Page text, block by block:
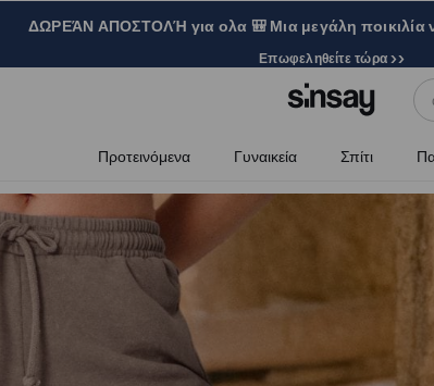
ΔΩΡΕΆΝ ΑΠΟΣΤΟΛΉ για ολα 🎒 Μια μεγάλη ποικιλία
Επωφεληθείτε τώρα >>
Προτεινόμενα Γυναικεία Σπίτι